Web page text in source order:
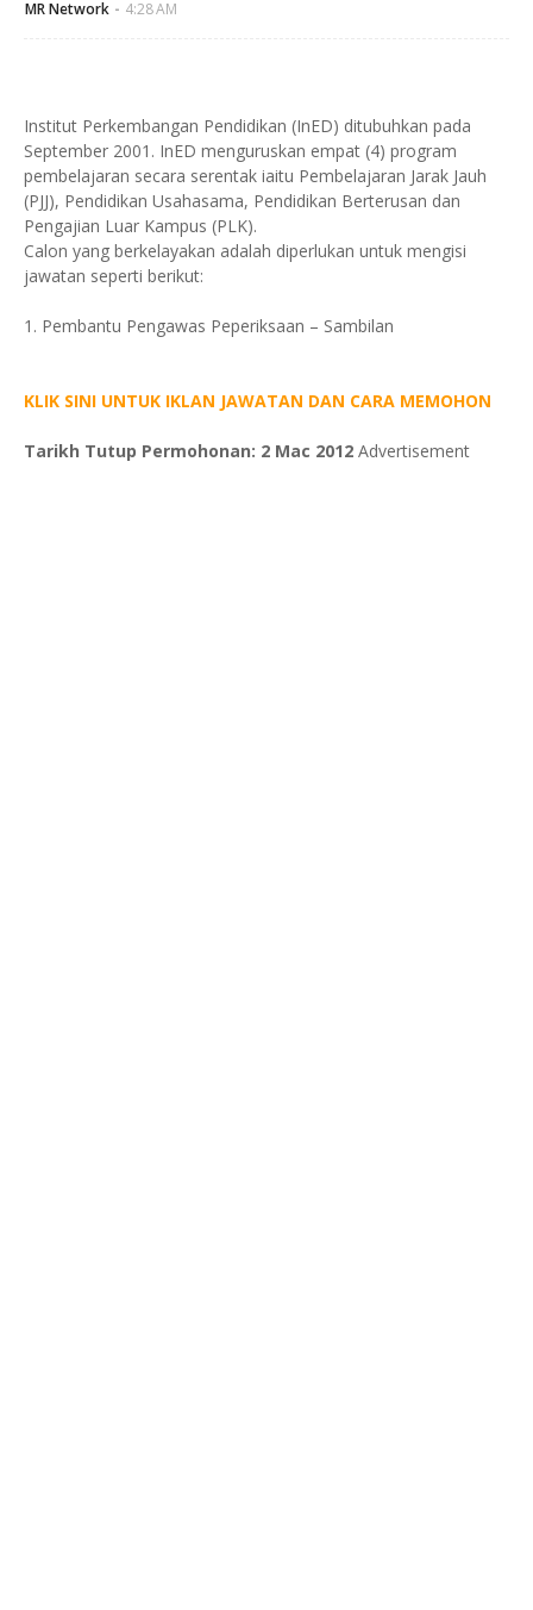
MR Network 4:28 AM
Institut Perkembangan Pendidikan (InED) ditubuhkan pada
September 2001. InED menguruskan empat (4) program
pembelajaran secara serentak iaitu Pembelajaran Jarak Jauh
(PJJ), Pendidikan Usahasama, Pendidikan Berterusan dan
Pengajian Luar Kampus (PLK).
Calon yang berkelayakan adalah diperlukan untuk mengisi
jawatan seperti berikut:
1. Pembantu Pengawas Peperiksaan – Sambilan
KLIK SINI UNTUK IKLAN JAWATAN DAN CARA MEMOHON
Tarikh Tutup Permohonan: 2 Mac 2012 Advertisement